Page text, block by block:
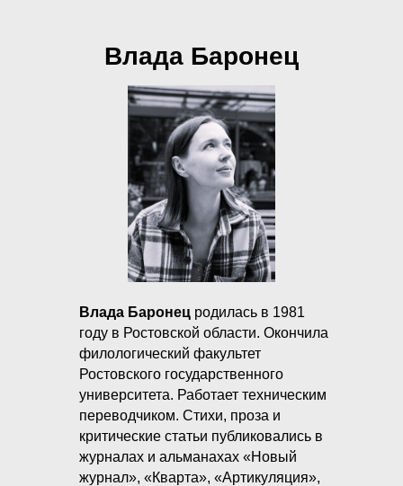
Влада Баронец
Влада Баронец родилась в 1981
году в Ростовской области. Окончила
филологический факультет
Ростовского государственного
университета. Работает техническим
переводчиком. Стихи, проза и
критические статьи публиковались в
журналах и альманахах «Новый
журнал», «Кварта», «Артикуляция»,